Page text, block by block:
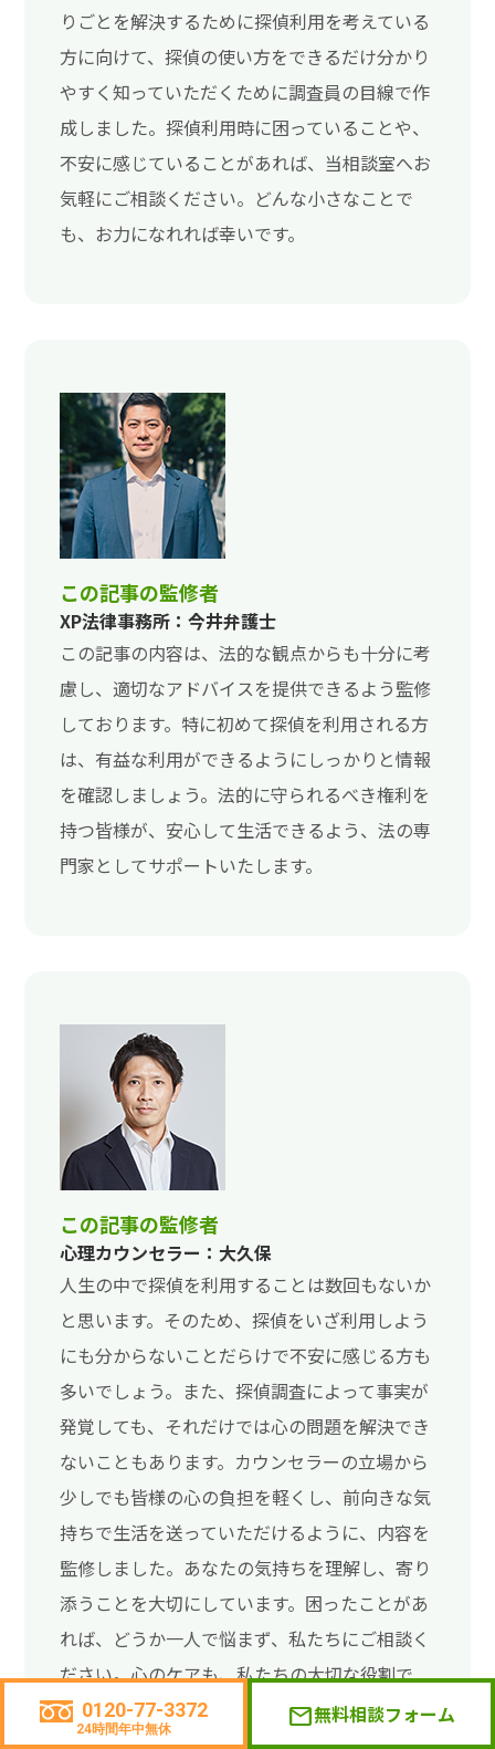
りごとを解決するために探偵利用を考えている
方に向けて、探偵の使い方をできるだけ分かり
やすく知っていただくために調査員の目線で作
成しました。探偵利用時に困っていることや、
不安に感じていることがあれば、当相談室へお
気軽にご相談ください。どんな小さなことで
も、お力になれれば幸いです。
この記事の監修者
XP法律事務所：今井弁護士
この記事の内容は、法的な観点からも十分に考
慮し、適切なアドバイスを提供できるよう監修
しております。特に初めて探偵を利用される方
は、有益な利用ができるようにしっかりと情報
を確認しましょう。法的に守られるべき権利を
持つ皆様が、安心して生活できるよう、法の専
門家としてサポートいたします。
この記事の監修者
心理カウンセラー：大久保
人生の中で探偵を利用することは数回もないか
と思います。そのため、探偵をいざ利用しよう
にも分からないことだらけで不安に感じる方も
多いでしょう。また、探偵調査によって事実が
発覚しても、それだけでは心の問題を解決でき
ないこともあります。カウンセラーの立場から
少しでも皆様の心の負担を軽くし、前向きな気
持ちで生活を送っていただけるように、内容を
監修しました。あなたの気持ちを理解し、寄り
添うことを大切にしています。困ったことがあ
れば、どうか一人で悩まず、私たちにご相談く
ださい。心のケアも、私たちの大切な役割で
す。0120-77-3372
24時間年中無休 mail無料相談フォーム